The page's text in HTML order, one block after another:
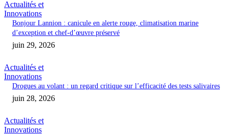
Actualités et
Innovations
Bonjour Lannion : canicule en alerte rouge, climatisation marine
d’exception et chef-d’œuvre préservé
juin 29, 2026
Actualités et
Innovations
Drogues au volant : un regard critique sur l’efficacité des tests salivaires
juin 28, 2026
Actualités et
Innovations